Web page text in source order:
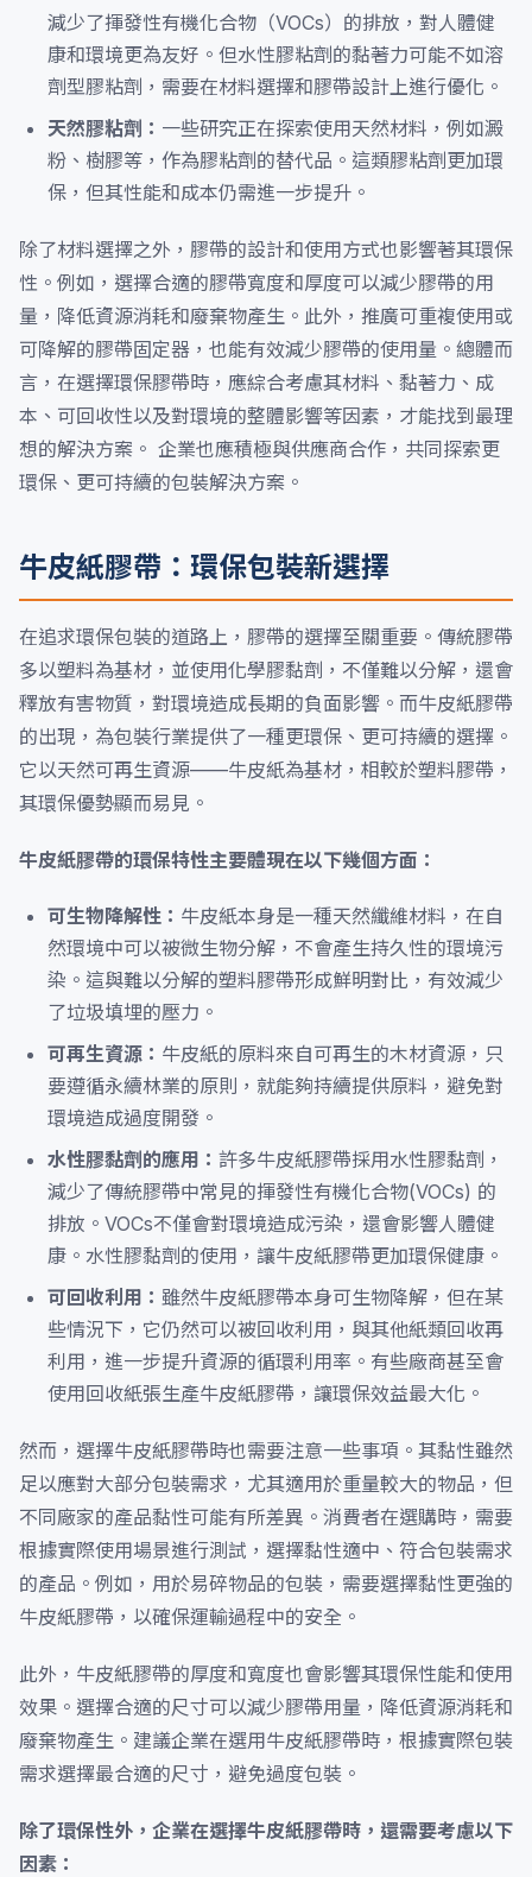
減少了揮發性有機化合物（VOCs）的排放，對人體健
康和環境更為友好。但水性膠粘劑的黏著力可能不如溶
劑型膠粘劑，需要在材料選擇和膠帶設計上進行優化。
天然膠粘劑： 一些研究正在探索使用天然材料，例如澱
粉、樹膠等，作為膠粘劑的替代品。這類膠粘劑更加環
保，但其性能和成本仍需進一步提升。
除了材料選擇之外，膠帶的設計和使用方式也影響著其環保
性。例如，選擇合適的膠帶寬度和厚度可以減少膠帶的用
量，降低資源消耗和廢棄物產生。此外，推廣可重複使用或
可降解的膠帶固定器，也能有效減少膠帶的使用量。總體而
言，在選擇環保膠帶時，應綜合考慮其材料、黏著力、成
本、可回收性以及對環境的整體影響等因素，才能找到最理
想的解決方案。 企業也應積極與供應商合作，共同探索更
環保、更可持續的包裝解決方案。
牛皮紙膠帶：環保包裝新選擇
在追求環保包裝的道路上，膠帶的選擇至關重要。傳統膠帶
多以塑料為基材，並使用化學膠黏劑，不僅難以分解，還會
釋放有害物質，對環境造成長期的負面影響。而牛皮紙膠帶
的出現，為包裝行業提供了一種更環保、更可持續的選擇。
它以天然可再生資源——牛皮紙為基材，相較於塑料膠帶，
其環保優勢顯而易見。
牛皮紙膠帶的環保特性主要體現在以下幾個方面：
可生物降解性： 牛皮紙本身是一種天然纖維材料，在自
然環境中可以被微生物分解，不會產生持久性的環境污
染。這與難以分解的塑料膠帶形成鮮明對比，有效減少
了垃圾填埋的壓力。
可再生資源： 牛皮紙的原料來自可再生的木材資源，只
要遵循永續林業的原則，就能夠持續提供原料，避免對
環境造成過度開發。
水性膠黏劑的應用： 許多牛皮紙膠帶採用水性膠黏劑，
減少了傳統膠帶中常見的揮發性有機化合物(VOCs) 的
排放。VOCs不僅會對環境造成污染，還會影響人體健
康。水性膠黏劑的使用，讓牛皮紙膠帶更加環保健康。
可回收利用： 雖然牛皮紙膠帶本身可生物降解，但在某
些情況下，它仍然可以被回收利用，與其他紙類回收再
利用，進一步提升資源的循環利用率。有些廠商甚至會
使用回收紙張生產牛皮紙膠帶，讓環保效益最大化。
然而，選擇牛皮紙膠帶時也需要注意一些事項。其黏性雖然
足以應對大部分包裝需求，尤其適用於重量較大的物品，但
不同廠家的產品黏性可能有所差異。消費者在選購時，需要
根據實際使用場景進行測試，選擇黏性適中、符合包裝需求
的產品。例如，用於易碎物品的包裝，需要選擇黏性更強的
牛皮紙膠帶，以確保運輸過程中的安全。
此外，牛皮紙膠帶的厚度和寬度也會影響其環保性能和使用
效果。選擇合適的尺寸可以減少膠帶用量，降低資源消耗和
廢棄物產生。建議企業在選用牛皮紙膠帶時，根據實際包裝
需求選擇最合適的尺寸，避免過度包裝。
除了環保性外，企業在選擇牛皮紙膠帶時，還需要考慮以下
因素：